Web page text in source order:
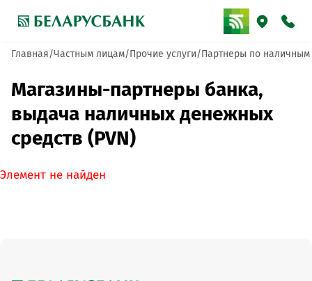
Главная Частным лицам Прочие услуги Партнеры по наличным
Магазины-партнеры банка,
выдача наличных денежных
средств (PVN)
Элемент не найден